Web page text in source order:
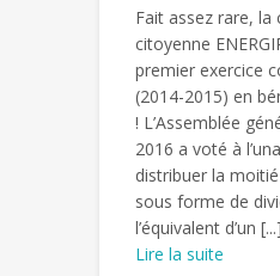
Fait assez rare, la
citoyenne
premier exercice
(2014-2015) en
! L’Assemblée
2016 a voté à
distribuer la
sous forme de
l’équivalent d’un [...]
Lire la suite